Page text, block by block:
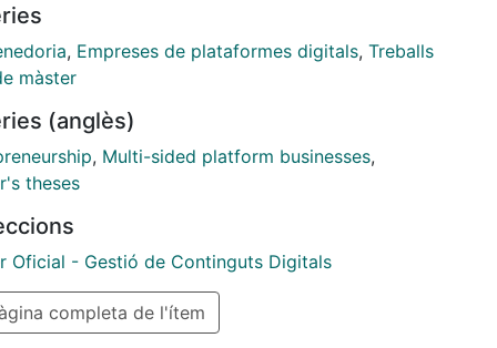
en emprendimientos de hombres y mujeres
de entre 25 y 39 años de edad de nivel
con nivel de estudios de licenciatura y que viven
urbanas.
la propuesta se realizó un análisis de
cualitativa de mercados. El diseño del
web se hizo
, Empreses de plataformes digitals, Treballs
màster
(anglès)
, Multi-sided platform businesses,
theses
Oficial - Gestió de Continguts Digitals
completa de l'ítem